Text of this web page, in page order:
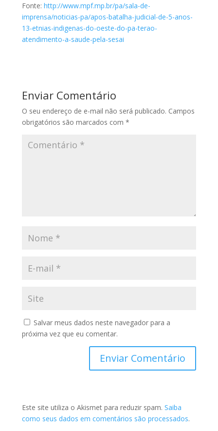
Fonte: http://www.mpf.mp.br/pa/sala-de-
imprensa/noticias-pa/apos-batalha-judicial-de-5-anos-
13-etnias-indigenas-do-oeste-do-pa-terao-
atendimento-a-saude-pela-sesai
Enviar Comentário
O seu endereço de e-mail não será publicado. Campos
obrigatórios são marcados com *
Salvar meus dados neste navegador para a
próxima vez que eu comentar.
Este site utiliza o Akismet para reduzir spam. Saiba
como seus dados em comentários são processados.